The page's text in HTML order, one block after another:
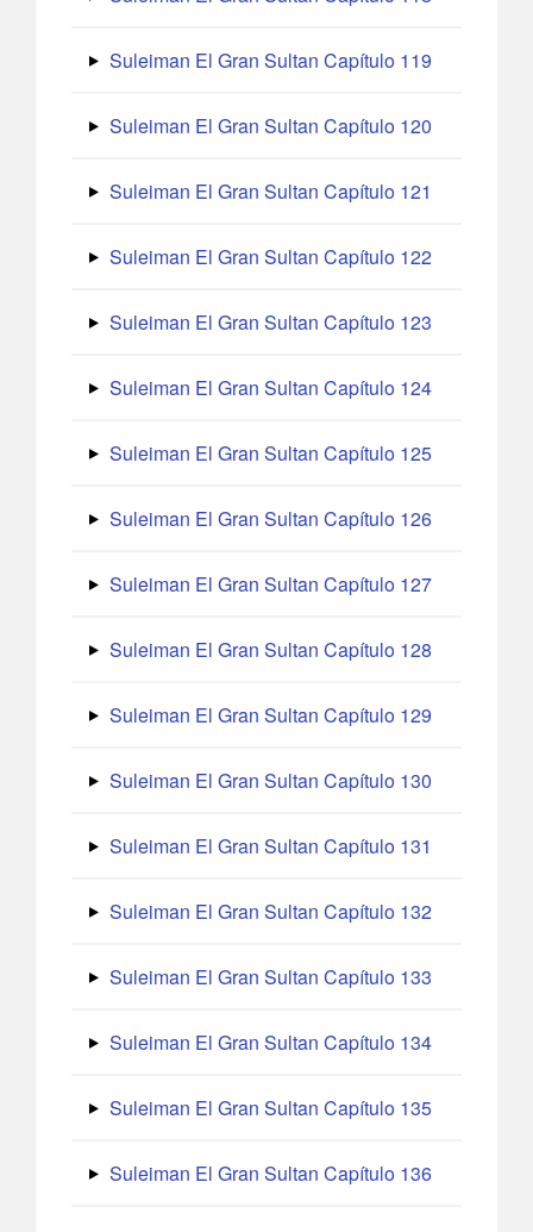
Suleiman El Gran Sultan Capítulo 119
Suleiman El Gran Sultan Capítulo 120
Suleiman El Gran Sultan Capítulo 121
Suleiman El Gran Sultan Capítulo 122
Suleiman El Gran Sultan Capítulo 123
Suleiman El Gran Sultan Capítulo 124
Suleiman El Gran Sultan Capítulo 125
Suleiman El Gran Sultan Capítulo 126
Suleiman El Gran Sultan Capítulo 127
Suleiman El Gran Sultan Capítulo 128
Suleiman El Gran Sultan Capítulo 129
Suleiman El Gran Sultan Capítulo 130
Suleiman El Gran Sultan Capítulo 131
Suleiman El Gran Sultan Capítulo 132
Suleiman El Gran Sultan Capítulo 133
Suleiman El Gran Sultan Capítulo 134
Suleiman El Gran Sultan Capítulo 135
Suleiman El Gran Sultan Capítulo 136